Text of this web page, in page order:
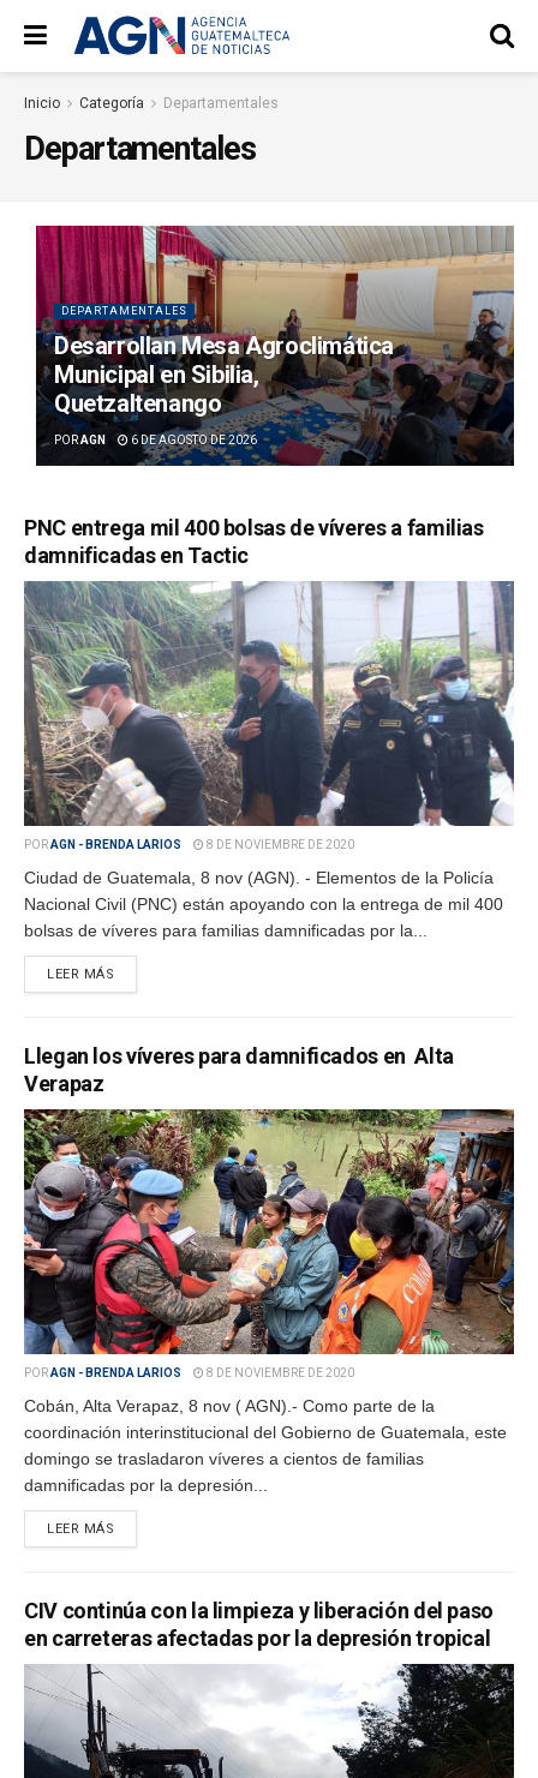
Inicio Categoría Departamentales
Departamentales
DEPARTAMENTALES
Desarrollan Mesa Agroclimática
Municipal en Sibilia,
Quetzaltenango
PORAGN 6 DE AGOSTO DE 2026
PNC entrega mil 400 bolsas de víveres a familias
damnificadas en Tactic
PORAGN - BRENDA LARIOS 8 DE NOVIEMBRE DE 2020
Ciudad de Guatemala, 8 nov (AGN). - Elementos de la Policía
Nacional Civil (PNC) están apoyando con la entrega de mil 400
bolsas de víveres para familias damnificadas por la...
LEER MÁS
Llegan los víveres para damnificados en Alta
Verapaz
PORAGN - BRENDA LARIOS 8 DE NOVIEMBRE DE 2020
Cobán, Alta Verapaz, 8 nov ( AGN).- Como parte de la
coordinación interinstitucional del Gobierno de Guatemala, este
domingo se trasladaron víveres a cientos de familias
damnificadas por la depresión...
LEER MÁS
CIV continúa con la limpieza y liberación del paso
en carreteras afectadas por la depresión tropical